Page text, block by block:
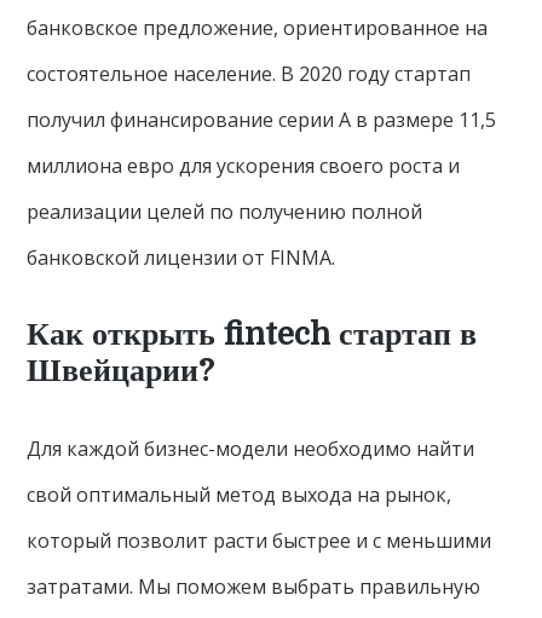
банковское предложение, ориентированное на
состоятельное население. В 2020 году стартап
получил финансирование серии А в размере 11,5
миллиона евро для ускорения своего роста и
реализации целей по получению полной
банковской лицензии от FINMA.
Как открыть fintech стартап в
Швейцарии?
Для каждой бизнес-модели необходимо найти
свой оптимальный метод выхода на рынок,
который позволит расти быстрее и с меньшими
затратами. Мы поможем выбрать правильную